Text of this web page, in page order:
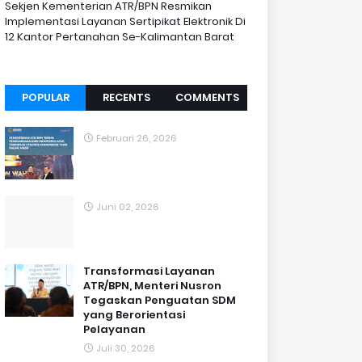
Sekjen Kementerian ATR/BPN Resmikan
Implementasi Layanan Sertipikat Elektronik Di
12 Kantor Pertanahan Se-Kalimantan Barat
POPULAR RECENTS COMMENTS
Februari 26, 2026
Juni 02, 2026
Transformasi Layanan
ATR/BPN, Menteri Nusron
Tegaskan Penguatan SDM
yang Berorientasi
Pelayanan
Juli 30, 2026